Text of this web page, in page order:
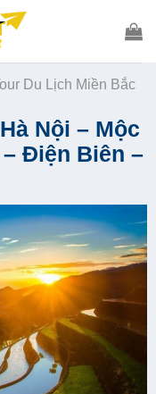
Du Lịch Miền Bắc
Nội – Mộc
Điện Biên –